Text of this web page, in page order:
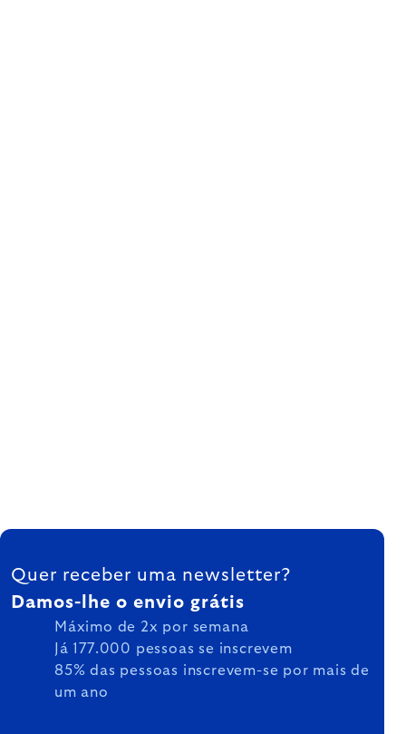
FOOTER
Quer receber uma newsletter?
Damos-lhe o envio grátis
Máximo de 2x por semana
Já 177.000 pessoas se inscrevem
85% das pessoas inscrevem-se por mais de
um ano